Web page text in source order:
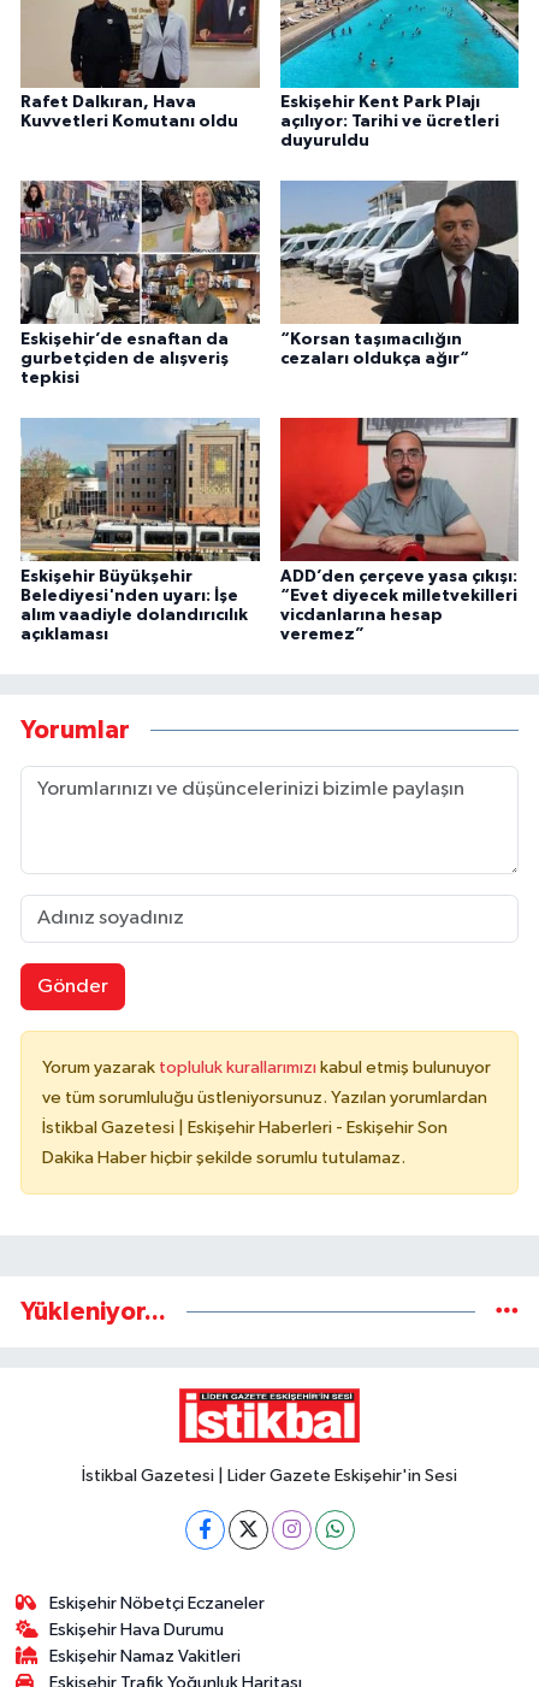
Rafet Dalkıran, Hava
Kuvvetleri Komutanı oldu
Eskişehir Kent Park Plajı
açılıyor: Tarihi ve ücretleri
duyuruldu
Eskişehir’de esnaftan da
gurbetçiden de alışveriş
tepkisi
“Korsan taşımacılığın
cezaları oldukça ağır“
Eskişehir Büyükşehir
Belediyesi'nden uyarı: İşe
alım vaadiyle dolandırıcılık
açıklaması
ADD’den çerçeve yasa çıkışı:
“Evet diyecek milletvekilleri
vicdanlarına hesap
veremez”
Yorumlar
Gönder
Yorum yazarak topluluk kurallarımızı kabul etmiş bulunuyor
ve tüm sorumluluğu üstleniyorsunuz. Yazılan yorumlardan
İstikbal Gazetesi | Eskişehir Haberleri - Eskişehir Son
Dakika Haber hiçbir şekilde sorumlu tutulamaz.
Yükleniyor...
İstikbal Gazetesi | Lider Gazete Eskişehir'in Sesi
Eskişehir Nöbetçi Eczaneler
Eskişehir Hava Durumu
Eskişehir Namaz Vakitleri
Eskişehir Trafik Yoğunluk Haritası